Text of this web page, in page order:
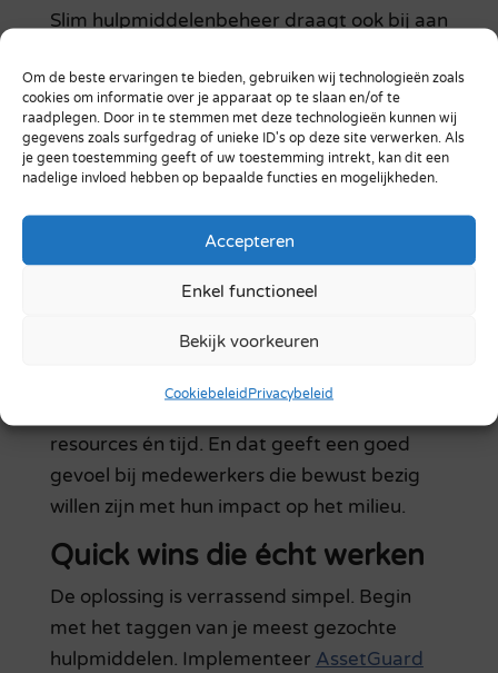
Om de beste ervaringen te bieden, gebruiken wij technologieën zoals
cookies om informatie over je apparaat op te slaan en/of te
raadplegen. Door in te stemmen met deze technologieën kunnen wij
gegevens zoals surfgedrag of unieke ID's op deze site verwerken. Als
je geen toestemming geeft of uw toestemming intrekt, kan dit een
nadelige invloed hebben op bepaalde functies en mogelijkheden.
Accepteren
Enkel functioneel
Bekijk voorkeuren
Cookiebeleid Privacybeleid
Slim hulpmiddelenbeheer draagt ook bij aan
steeds meer een “dingetje” wordt in de zorg.
Door beter inzicht in gebruik voorkom je
overbodige aankopen. Apparatuur krijgt
optimaal onderhoud waardoor de
tussen afdelingen wordt efficiënter. Kleine
stappen die samen een grote impact
hebben op je CO2-voetafdruk.
Zorginstellingen ontdekken dat
duurzaamheid en efficiency hand in hand
resources én tijd. En dat geeft een goed
gevoel bij medewerkers die bewust bezig
willen zijn met hun impact op het milieu.
Quick wins die écht werken
De oplossing is verrassend simpel. Begin
met het taggen van je meest gezochte
hulpmiddelen. Implementeer AssetGuard